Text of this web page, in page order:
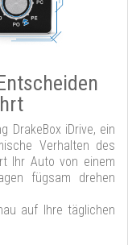
DrakeBox iDrive, ein
Verhalten des
Ihr Auto von einem
fügsam drehen
auf Ihre täglichen